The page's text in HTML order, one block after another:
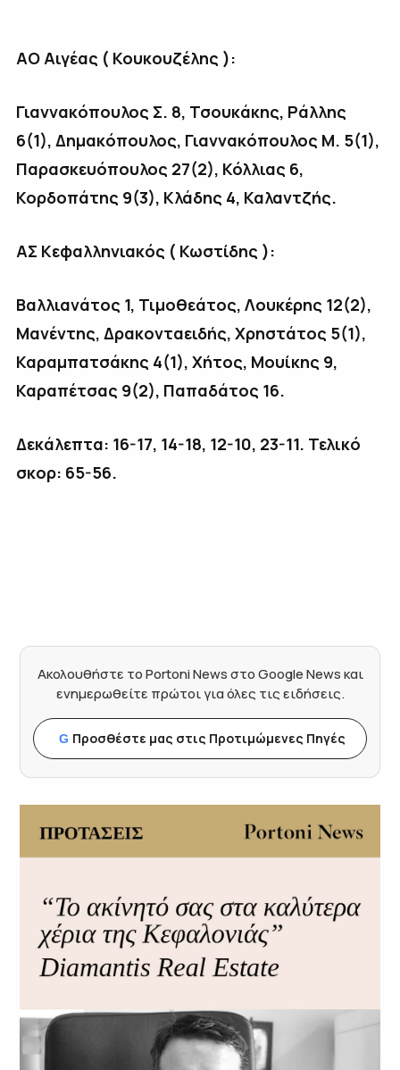
ΑΟ Αιγέας ( Κουκουζέλης ):
Γιαννακόπουλος Σ. 8, Τσουκάκης, Ράλλης
6(1), Δημακόπουλος, Γιαννακόπουλος Μ. 5(1),
Παρασκευόπουλος 27(2), Κόλλιας 6,
Κορδοπάτης 9(3), Κλάδης 4, Καλαντζής.
ΑΣ Κεφαλληνιακός ( Κωστίδης ):
Βαλλιανάτος 1, Τιμοθεάτος, Λουκέρης 12(2),
Μανέντης, Δρακονταειδής, Χρηστάτος 5(1),
Καραμπατσάκης 4(1), Χήτος, Μουίκης 9,
Καραπέτσας 9(2), Παπαδάτος 16.
Δεκάλεπτα: 16-17, 14-18, 12-10, 23-11. Τελικό
σκορ: 65-56.
Ακολουθήστε το Portoni News στο Google News και
ενημερωθείτε πρώτοι για όλες τις ειδήσεις.
G Προσθέστε μας στις Προτιμώμενες Πηγές